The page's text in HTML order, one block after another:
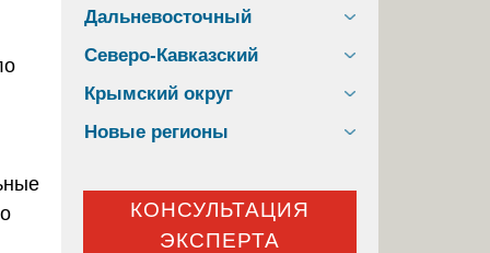
Дальневосточный
Северо-Кавказский
Крымский округ
Новые регионы
КОНСУЛЬТАЦИЯ
ЭКСПЕРТА